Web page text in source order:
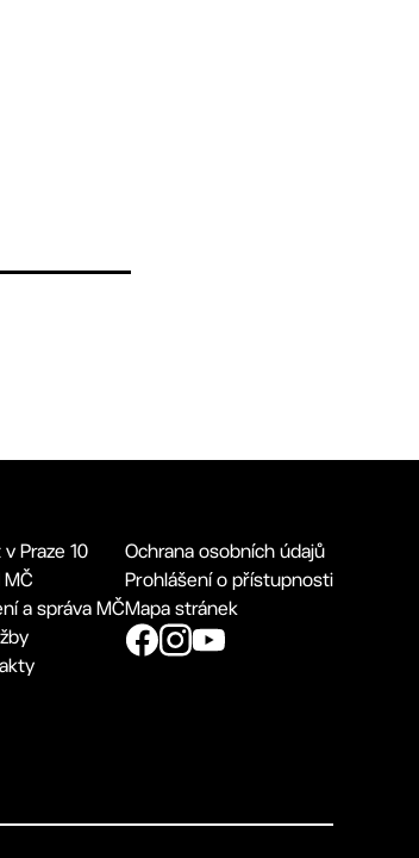
Praze 10
MČ
a správa MČ
Ochrana osobních údajů
Prohlášení o přístupnosti
Mapa stránek